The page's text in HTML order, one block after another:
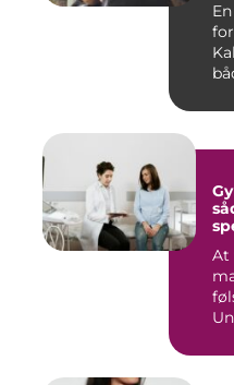
At